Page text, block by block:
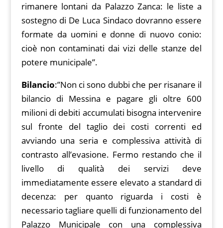
rimanere lontani da Palazzo Zanca: le liste a
sostegno di De Luca Sindaco dovranno essere
formate da uomini e donne di nuovo conio:
cioè non contaminati dai vizi delle stanze del
potere municipale”.
Bilancio:”Non ci sono dubbi che per risanare il
bilancio di Messina e pagare gli oltre 600
milioni di debiti accumulati bisogna intervenire
sul fronte del taglio dei costi correnti ed
avviando una seria e complessiva attività di
contrasto all’evasione. Fermo restando che il
livello di qualità dei servizi deve
immediatamente essere elevato a standard di
decenza: per quanto riguarda i costi è
necessario tagliare quelli di funzionamento del
Palazzo Municipale con una complessiva